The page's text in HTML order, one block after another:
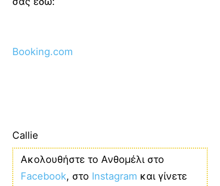
Booking.com
Callie
Ακολουθήστε το Ανθομέλι στο
Facebook, στο Instagram και γίνετε